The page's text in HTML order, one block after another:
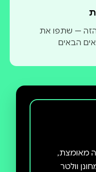
הזה — שתפו את
הבאים
מאומצת,
וולטר